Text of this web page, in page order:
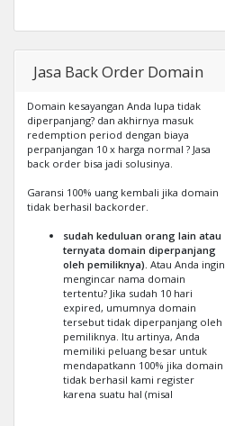
Jasa Back Order Domain
Domain kesayangan Anda lupa tidak
diperpanjang? dan akhirnya masuk
redemption period dengan biaya
perpanjangan 10 x harga normal ? Jasa
back order bisa jadi solusinya.
Garansi 100% uang kembali jika domain
tidak berhasil backorder.
sudah keduluan orang lain atau
ternyata domain diperpanjang
oleh pemiliknya). Atau Anda ingin
mengincar nama domain
tertentu? Jika sudah 10 hari
expired, umumnya domain
tersebut tidak diperpanjang oleh
pemiliknya. Itu artinya, Anda
memiliki peluang besar untuk
mendapatkann 100% jika domain
tidak berhasil kami register
karena suatu hal (misal